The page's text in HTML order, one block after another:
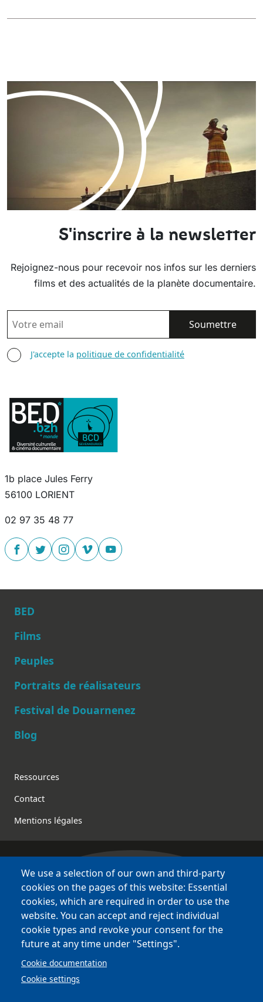
S'inscrire à la newsletter
Rejoignez-nous pour recevoir nos infos sur les derniers
films et des actualités de la planète documentaire.
EMAIL
AGREE TERMS
J'accepte la politique de confidentialité
1b place Jules Ferry
56100 LORIENT
02 97 35 48 77
Main navigation
BED
Films
Peuples
Portraits de réalisateurs
Festival de Douarnenez
Blog
Footer
Ressources
Contact
Mentions légales
Bretagne Culture Diversité
des sites variés !
Sites
BCD
Bazhvalan
Bécédia
BED
PCI
We use a selection of our own and third-party
cookies on the pages of this website: Essential
cookies, which are required in order to use the
website. You can accept and reject individual
cookie types and revoke your consent for the
future at any time under "Settings".
Cookie documentation
Cookie settings